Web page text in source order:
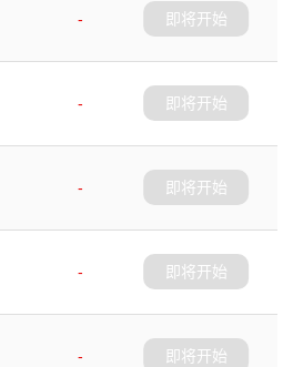
-
即将开始
-
即将开始
-
即将开始
-
即将开始
-
即将开始